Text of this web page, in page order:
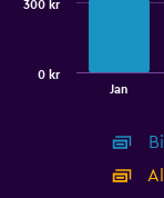
Jan
0 kr
300 kr